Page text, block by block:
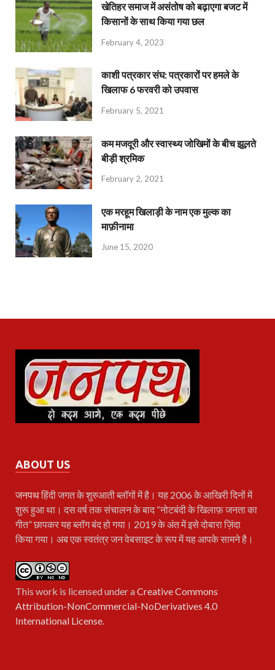
खेतिहर समाज में असंतोष को बढ़ाएगा बजट में
किसानों के साथ किया गया छल
February 4, 2023
काशी पत्रकार संघ: पत्रकारों पर हमले के
खिलाफ 6 फरवरी को उपवास
February 5, 2021
कम मजदूरी और स्वास्थ्य जोखिमों के बीच झूलते
बीड़ी श्रमिक
February 2, 2021
एक मरहूम खिलाड़ी के नाम एक मुल्क का
माफ़ीनामा
June 15, 2020
ABOUT US
जनपथहिंदी जगत के शुरुआती ब्लॉगों में है। यह 2006 के आखिरी दिनों में
शुरू हुआ था। दस वर्ष तक संचालन के बाद “नोटबंदी के खिलाफ़ जनता का
गीत” छापकर यह ब्लॉग बंद हो गया। 2019 के अंत में इसे दोबारा ज़िंदा
किया गया। अब एक स्वतंत्र जन वेबसाइट के रूप में यह आपके सामने है।
This work is licensed under aCreative Commons
Attribution-NonCommercial-NoDerivatives 4.0
International License